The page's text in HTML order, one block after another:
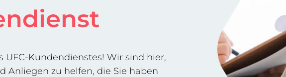
Kundendienstes! Wir sind hier,
Anliegen zu helfen, die Sie haben